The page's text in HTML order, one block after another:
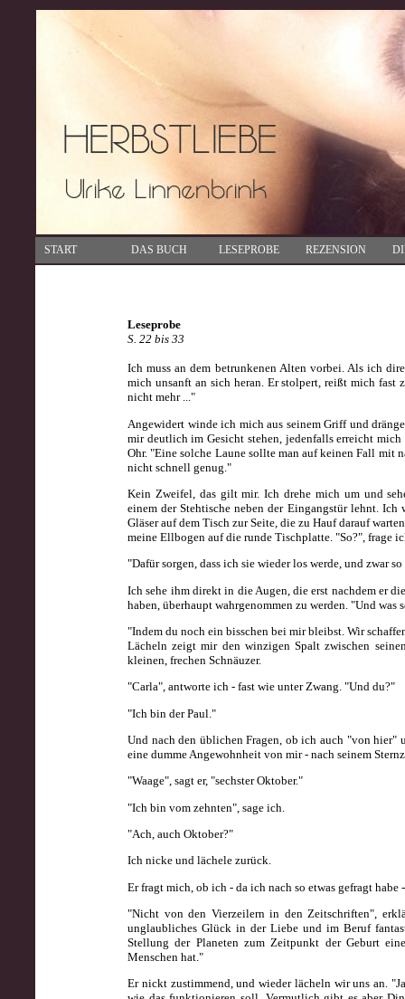
START DAS BUCH LESEPROBE REZENSION
Leseprobe
S. 22 bis 33
Ich muss an dem betrunkenen Alten vorbei. Als ich
mich unsanft an sich heran. Er stolpert, reißt mich fast
nicht mehr ..."
Angewidert winde ich mich aus seinem Griff und
mir deutlich im Gesicht stehen, jedenfalls erreicht
Ohr. "Eine solche Laune sollte man auf keinen Fall mit
nicht schnell genug."
Kein Zweifel, das gilt mir. Ich drehe mich um und
einem der Stehtische neben der Eingangstür lehnt.
Gläser auf dem Tisch zur Seite, die zu Hauf darauf
meine Ellbogen auf die runde Tischplatte. "So?", frage
"Dafür sorgen, dass ich sie wieder los werde, und zwar
Ich sehe ihm direkt in die Augen, die erst nachdem er
haben, überhaupt wahrgenommen zu werden. "Und was
"Indem du noch ein bisschen bei mir bleibst. Wir
Lächeln zeigt mir den winzigen Spalt zwischen
kleinen, frechen Schnäuzer.
"Carla", antworte ich - fast wie unter Zwang. "Und du?"
"Ich bin der Paul."
Und nach den üblichen Fragen, ob ich auch "von hier"
eine dumme Angewohnheit von mir - nach seinem
"Waage", sagt er, "sechster Oktober."
"Ich bin vom zehnten", sage ich.
"Ach, auch Oktober?"
Ich nicke und lächele zurück.
Er fragt mich, ob ich - da ich nach so etwas gefragt
"Nicht von den Vierzeilern in den Zeitschriften",
unglaubliches Glück in der Liebe und im Beruf
Stellung der Planeten zum Zeitpunkt der Geburt
Menschen hat."
Er nickt zustimmend, und wieder lächeln wir uns an.